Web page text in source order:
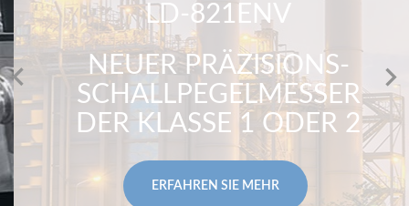

LD-821ENV
NEUER PRÄZISIONS-
SCHALLPEGELMESSER
DER KLASSE 1 ODER 2
ERFAHREN SIE MEHR
